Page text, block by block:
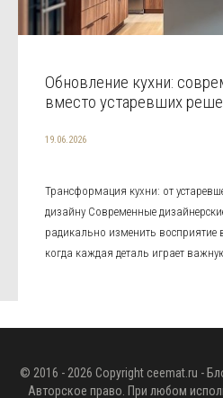
Обновление кухни:
вместо устаревших
19.06.2026
Трансформация кухни: от
дизайну Современные
радикально изменить восприятие
когда каждая деталь играет
© 2016 - 2026 Copyright ceemat.ru -
Авторское право. При любом